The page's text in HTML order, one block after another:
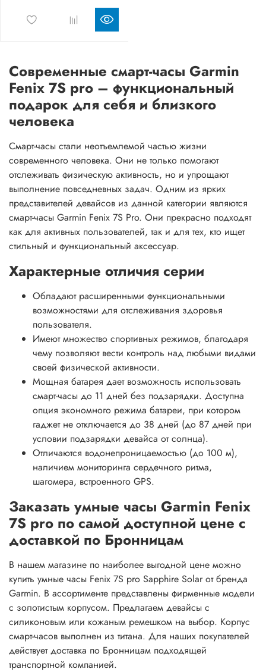
Современные смарт-часы Garmin
Fenix 7S pro – функциональный
подарок для себя и близкого
человека
Смарт-часы стали неотъемлемой частью жизни
современного человека. Они не только помогают
отслеживать физическую активность, но и упрощают
выполнение повседневных задач. Одним из ярких
представителей девайсов из данной категории являются
смарт-часы Garmin Fenix 7S Pro. Они прекрасно подходят
как для активных пользователей, так и для тех, кто ищет
стильный и функциональный аксессуар.
Характерные отличия серии
Обладают расширенными функциональными
возможностями для отслеживания здоровья
пользователя.
Имеют множество спортивных режимов, благодаря
чему позволяют вести контроль над любыми видами
своей физической активности.
Мощная батарея дает возможность использовать
смарт-часы до 11 дней без подзарядки. Доступна
опция экономного режима батареи, при котором
гаджет не отключается до 38 дней (до 87 дней при
условии подзарядки девайса от солнца).
Отличаются водонепроницаемостью (до 100 м),
наличием мониторинга сердечного ритма,
шагомера, встроенного GPS.
Заказать умные часы Garmin Fenix
7S pro по самой доступной цене с
доставкой по Бронницам
В нашем магазине по наиболее выгодной цене можно
купить умные часы Fenix 7S pro Sapphire Solar от бренда
Garmin. В ассортименте представлены фирменные модели
с золотистым корпусом. Предлагаем девайсы с
силиконовым или кожаным ремешком на выбор. Корпус
смарт-часов выполнен из титана. Для наших покупателей
действует доставка по Бронницам подходящей
транспортной компанией.